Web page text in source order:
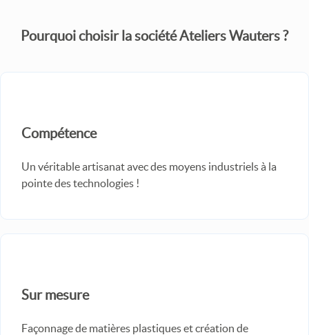
Pourquoi choisir la société Ateliers Wauters ?
Compétence
Un véritable artisanat avec des moyens industriels à la
pointe des technologies !
Sur mesure
Façonnage de matières plastiques et création de